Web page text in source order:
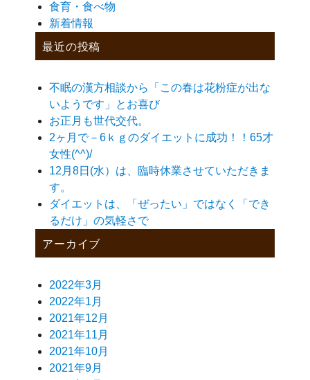
食育・食べ物
新着情報
最近の投稿
不眠の漢方相談から「この春は花粉症が出な
いようです」とお喜び
お正月も世代交代。
2ヶ月で－6ｋｇのダイエットに成功！！65才
女性(^^)/
12月8日(水）は、臨時休業させていただきま
す。
ダイエットは、「ぜったい」ではなく「でき
るだけ」の気軽さで
アーカイブ
2022年3月
2022年1月
2021年12月
2021年11月
2021年10月
2021年9月